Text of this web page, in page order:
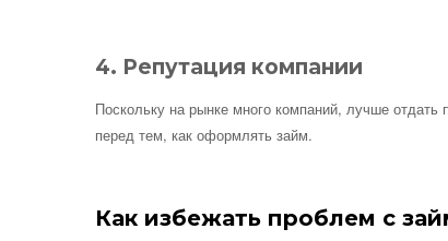
4. Репутация компании
Поскольку на рынке много компаний, лучше отдать
перед тем, как оформлять займ.
Как избежать проблем с